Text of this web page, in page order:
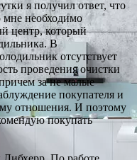
я получил ответ, что
мне необходимо
центр, который
В
отсутствует
проведения очистки
за не малые
покупателя и
отношения. И поэтому
покупать